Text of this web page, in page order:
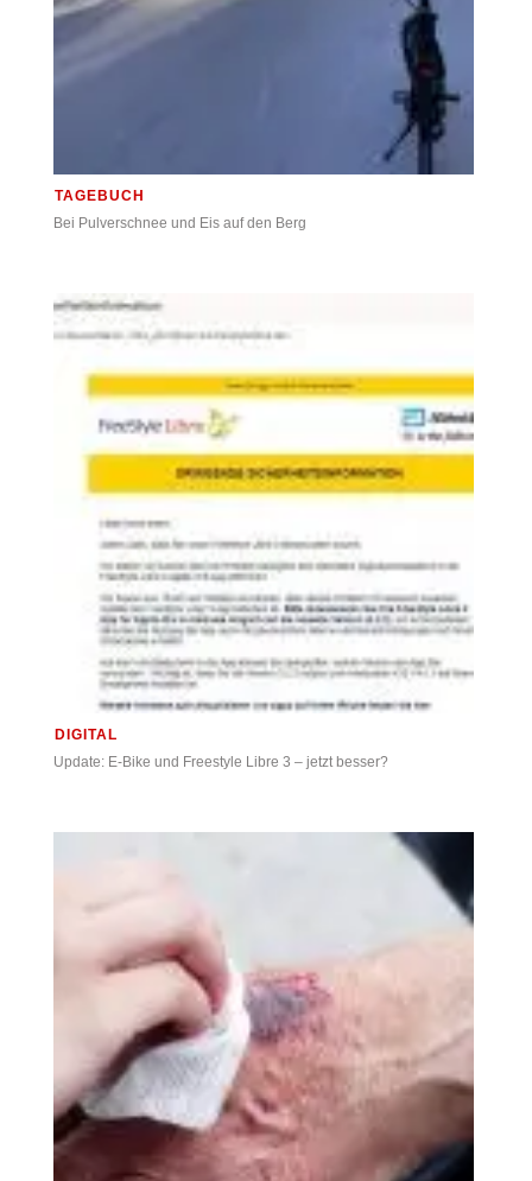
TAGEBUCH
Bei Pulverschnee und Eis auf den Berg
DIGITAL
Update: E-Bike und Freestyle Libre 3 – jetzt besser?